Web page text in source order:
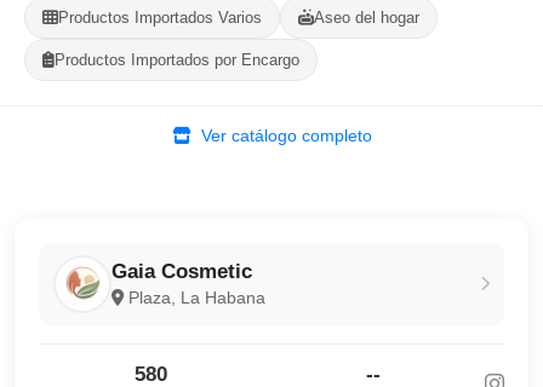
Productos Importados Varios Aseo del hogar
Productos Importados por Encargo
Ver catálogo completo
MÉTODOS DE PAGO ACEPTADOS
Gaia Cosmetic
Plaza, La Habana
580 --